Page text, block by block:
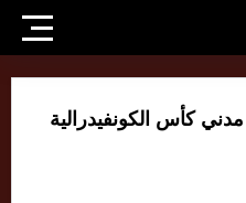
كأس الكونفيدرالية